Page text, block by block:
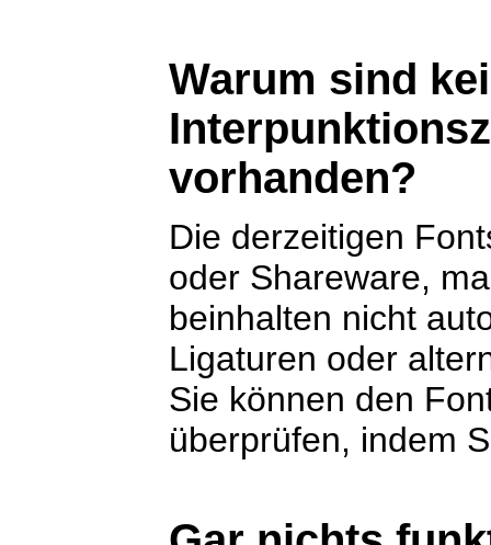
Warum sind
vorhanden?
Die derzeitigen
oder Shareware,
beinhalten nicht
Ligaturen oder
Sie können den
überprüfen, indem